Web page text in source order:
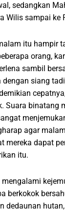
sedangkan
Wilis sampai ke
itu hampir
orang,
sambil
dengan siang
Suara binatang
agar
mereka dapat
itu.
mengalami
berkokok
dedaunan